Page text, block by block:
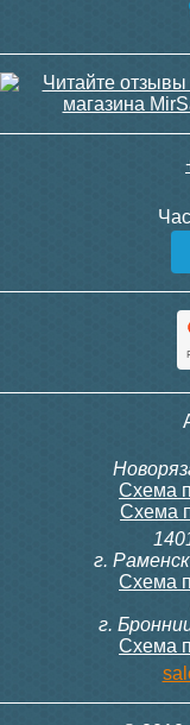
Схема
Схема
г.
Схема
г.
Схема